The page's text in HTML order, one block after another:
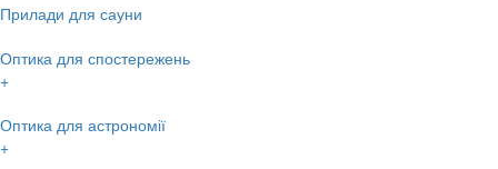
Прилади для сауни
Оптика для спостережень
+
Оптика для астрономії
+